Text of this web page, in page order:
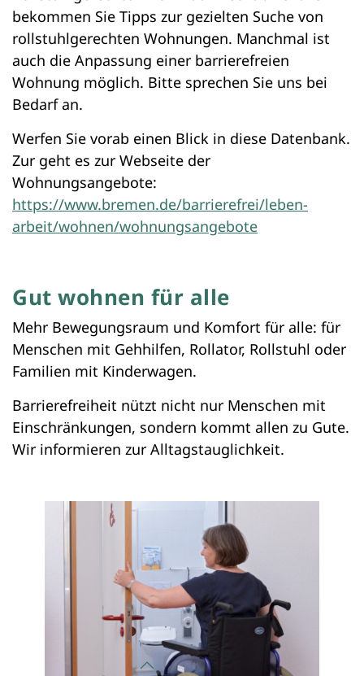
bekommen Sie Tipps zur gezielten Suche von
rollstuhlgerechten Wohnungen. Manchmal ist
auch die Anpassung einer barrierefreien
Wohnung möglich. Bitte sprechen Sie uns bei
Bedarf an.
Werfen Sie vorab einen Blick in diese Datenbank.
Zur geht es zur Webseite der
Wohnungsangebote:
https://www.bremen.de/barrierefrei/leben-
arbeit/wohnen/wohnungsangebote
Gut wohnen für alle
Mehr Bewegungsraum und Komfort für alle: für
Menschen mit Gehhilfen, Rollator, Rollstuhl oder
Familien mit Kinderwagen.
Barrierefreiheit nützt nicht nur Menschen mit
Einschränkungen, sondern kommt allen zu Gute.
Wir informieren zur Alltagstauglichkeit.